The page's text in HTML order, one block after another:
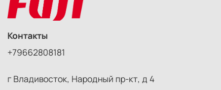
Контакты
+79662808181
г Владивосток, Народный пр-кт, д 4